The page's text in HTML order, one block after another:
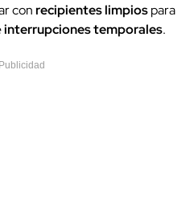
conrecipientes limpiospara
interrupciones temporales.